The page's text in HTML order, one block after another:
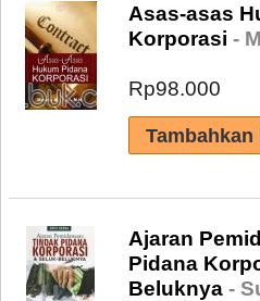
Asas-asas
Korporasi -
Rp98.000
Ajaran
Pidana
Beluknya -